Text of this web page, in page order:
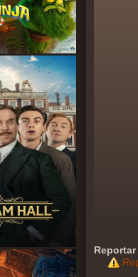
Reportar